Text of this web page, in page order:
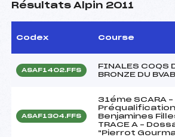
Résultats Alpin 2011
Codex Course
ASAF1402.FFS
FINALES COQS
BRONZE DU BVAB
ASAF1304.FFS
31éme SCARA –
Préqualification
Benjamines
TRACE A –
"Pierrot